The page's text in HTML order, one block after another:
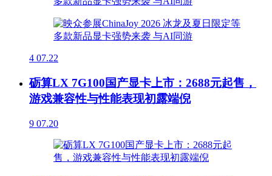
4 07.22
砺算LX 7G100国产显卡上市：2688元起售，
游戏兼容性与性能表现初露端倪
9 07.20